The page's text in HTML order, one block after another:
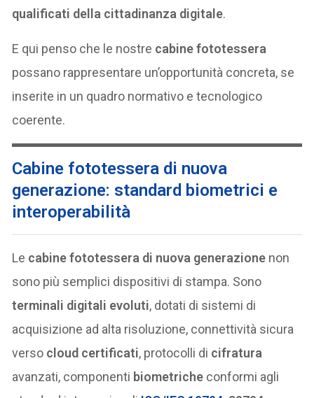
qualificati della cittadinanza digitale.
E qui penso che le nostre cabine fototessera
possano rappresentare un’opportunità concreta, se
inserite in un quadro normativo e tecnologico
coerente.
Cabine fototessera di nuova
generazione: standard biometrici e
interoperabilità
Le cabine fototessera di nuova generazione non
sono più semplici dispositivi di stampa. Sono
terminali digitali evoluti, dotati di sistemi di
acquisizione ad alta risoluzione, connettività sicura
verso cloud certificati, protocolli di cifratura
avanzati, componenti biometriche conformi agli